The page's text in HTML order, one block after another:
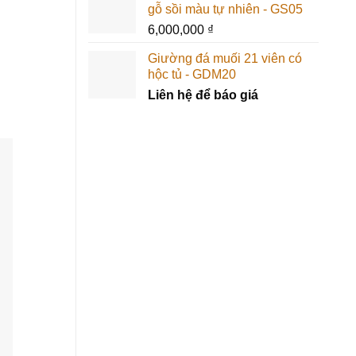
gỗ sồi màu tự nhiên - GS05
6,000,000 ₫
Giường đá muối 21 viên có
hộc tủ - GDM20
Liên hệ để báo giá